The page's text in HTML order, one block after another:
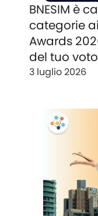
BNESIM è
categorie
Awards
del tuo
3 luglio 2026